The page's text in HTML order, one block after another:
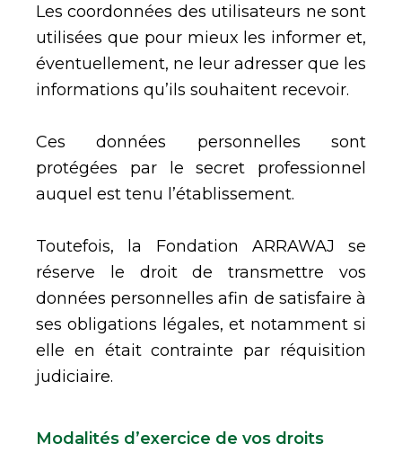
Les coordonnées des utilisateurs ne sont
utilisées que pour mieux les informer et,
éventuellement, ne leur adresser que les
informations qu’ils souhaitent recevoir.
Ces données personnelles sont
protégées par le secret professionnel
auquel est tenu l’établissement.
Toutefois, la Fondation ARRAWAJ se
réserve le droit de transmettre vos
données personnelles afin de satisfaire à
ses obligations légales, et notamment si
elle en était contrainte par réquisition
judiciaire.
Modalités d’exercice de vos droits